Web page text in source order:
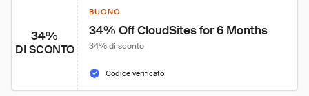
34%
DI SCONTO
BUONO
34% Off CloudSites for 6 Months
34% di sconto
Codice verificato